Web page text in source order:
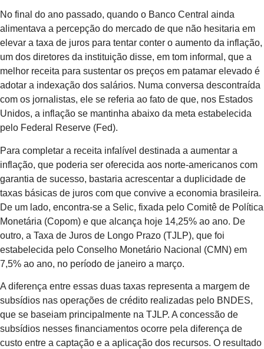
No final do ano passado, quando o Banco Central ainda
alimentava a percepção do mercado de que não hesitaria em
elevar a taxa de juros para tentar conter o aumento da inflação,
um dos diretores da instituição disse, em tom informal, que a
melhor receita para sustentar os preços em patamar elevado é
adotar a indexação dos salários. Numa conversa descontraída
com os jornalistas, ele se referia ao fato de que, nos Estados
Unidos, a inflação se mantinha abaixo da meta estabelecida
pelo Federal Reserve (Fed).
Para completar a receita infalível destinada a aumentar a
inflação, que poderia ser oferecida aos norte-americanos com
garantia de sucesso, bastaria acrescentar a duplicidade de
taxas básicas de juros com que convive a economia brasileira.
De um lado, encontra-se a Selic, fixada pelo Comitê de Política
Monetária (Copom) e que alcança hoje 14,25% ao ano. De
outro, a Taxa de Juros de Longo Prazo (TJLP), que foi
estabelecida pelo Conselho Monetário Nacional (CMN) em
7,5% ao ano, no período de janeiro a março.
A diferença entre essas duas taxas representa a margem de
subsídios nas operações de crédito realizadas pelo BNDES,
que se baseiam principalmente na TJLP. A concessão de
subsídios nesses financiamentos ocorre pela diferença de
custo entre a captação e a aplicação dos recursos. O resultado